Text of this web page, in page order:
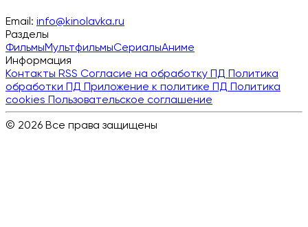
Email: info@kinolavka.ru
Разделы
ФильмыМультфильмыСериалыАниме
Информация
Контакты RSS Согласие на обработку ПД Политика
обработки ПД Приложение к политике ПД Политика
cookies Пользовательское соглашение
© 2026 Все права защищены